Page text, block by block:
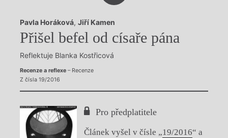
Rozhovory
Dokument
Výroční ceny
Pavla Horáková, Jiří Kamen
Přišel befel od císaře pána
Reflektuje Blanka Kostřicová
Recenze a reflexe– Recenze
Z čísla 19/2016
Pro předplatitele
Článek vyšel v čísle „19/2016“ a